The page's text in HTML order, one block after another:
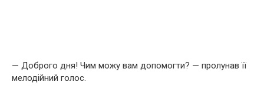
— Доброго дня! Чим можу вам допомогти? — пролунав її
мелодійний голос.